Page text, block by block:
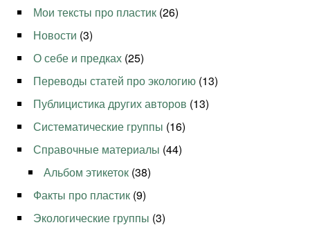
Мои тексты про пластик (26)
Новости (3)
О себе и предках (25)
Переводы статей про экологию (13)
Публицистика других авторов (13)
Систематические группы (16)
Справочные материалы (44)
Альбом этикеток (38)
Факты про пластик (9)
Экологические группы (3)